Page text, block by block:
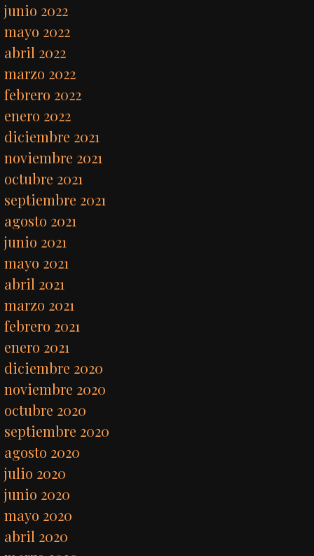
junio 2022
mayo 2022
abril 2022
marzo 2022
febrero 2022
enero 2022
diciembre 2021
noviembre 2021
octubre 2021
septiembre 2021
agosto 2021
junio 2021
mayo 2021
abril 2021
marzo 2021
febrero 2021
enero 2021
diciembre 2020
noviembre 2020
octubre 2020
septiembre 2020
agosto 2020
julio 2020
junio 2020
mayo 2020
abril 2020